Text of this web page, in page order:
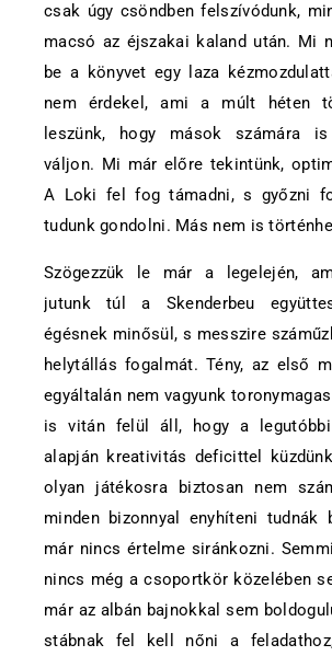
csak úgy csöndben felszívódunk,
macsó az éjszakai kaland után. Mi
be a könyvet egy laza
nem érdekel, ami a múlt héten
leszünk, hogy mások számára is
váljon. Mi már előre tekintünk,
A Loki fel fog támadni, s győzni
tudunk gondolni. Más nem is
Szögezzük le már a legelején,
jutunk túl a Skenderbeu
égésnek minősül, s messzire
helytállás fogalmát. Tény, az első
egyáltalán nem vagyunk
is vitán felül áll, hogy a
alapján kreativitás deficittel
olyan játékosra biztosan nem
minden bizonnyal enyhíteni tudnák
már nincs értelme siránkozni.
nincs még a csoportkör közelében
már az albán bajnokkal sem
stábnak fel kell nőni a